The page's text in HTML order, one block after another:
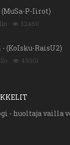
(MuSa-P-Iirot)
52460
- (KoIsku-RaisU2)
49301
- huoltaja vailla